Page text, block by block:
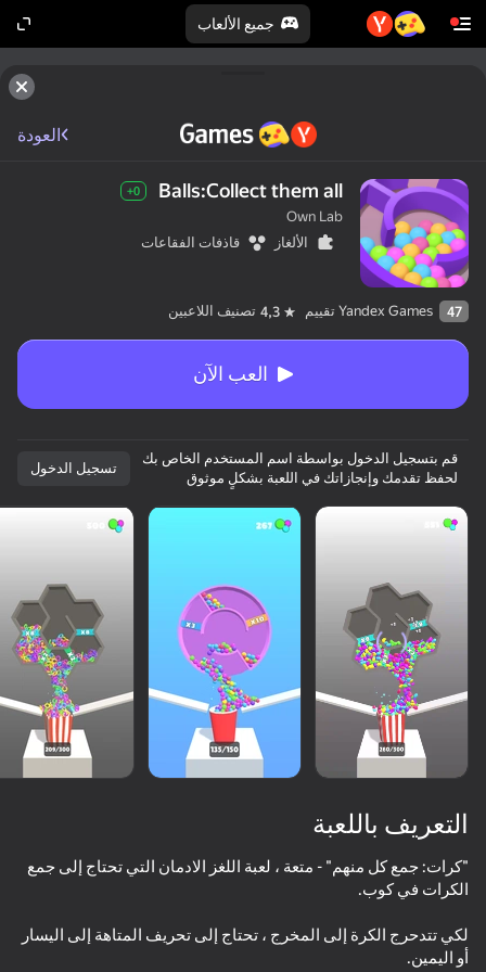
جميع الألعاب
الجميع. حتى "غير اللاعبين"
حتى “غير اللاعبين”
عرض الكل
62
60
34
العودة
Balls:Collect them all
0+
Own Lab
الألغاز
قاذفات الفقاعات
47 Yandex Games تقييم 4,3 تصنيف اللاعبين
العب الآن
قم بتسجيل الدخول بواسطة اسم المستخدم الخاص بك
لحفظ تقدمك وإنجازاتك في اللعبة بشكلٍ موثوق
تسجيل الدخول
التعريف باللعبة
"كرات: جمع كل منهم" - متعة ، لعبة اللغز الادمان التي تحتاج إلى جمع
لكي تتدحرج الكرة إلى المخرج ، تحتاج إلى تحريف المتاهة إلى اليسار